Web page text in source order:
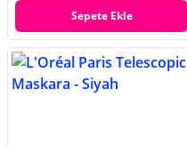
Sepete Ekle